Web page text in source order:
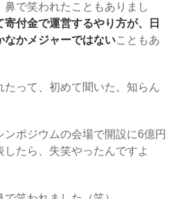
鼻で笑われたこともありまし
寄付金で運営するやり方が、日
なかメジャーではないこともあ
たって、初めて聞いた。知らん
ンポジウムの会場で開設に6億円
したら、失笑やったんですよ